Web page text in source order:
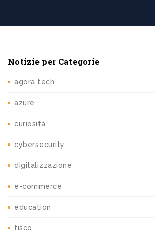
Notizie per Categorie
agora tech
azure
curiosità
cybersecurity
digitalizzazione
e-commerce
education
fisco